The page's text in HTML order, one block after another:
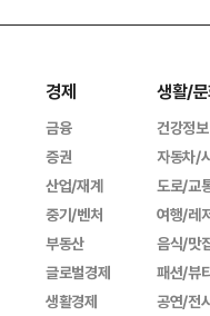
경제
금융
증권
산업/재계
중기/벤처
부동산
글로벌경제
생활경제
생활/
건강정보
자동차/
도로/교
여행/레
음식/맛
패션/뷰
공연/전